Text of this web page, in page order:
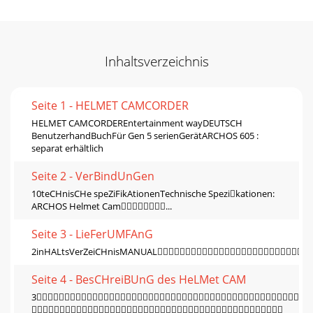
Inhaltsverzeichnis
Seite 1 - HELMET CAMCORDER
HELMET CAMCORDEREntertainment wayDEUTSCH
BenutzerhandBuchFür Gen 5 serienGerätARCHOS 605 :
separat erhältlich
Seite 2 - VerBindUnGen
10teCHnisCHe speZiFikAtionenTechnische Spezikationen:
ARCHOS Helmet Cam...
Seite 3 - LieFerUMFAnG
Seite 4 - BesCHreiBUnG des HeLMet CAM
